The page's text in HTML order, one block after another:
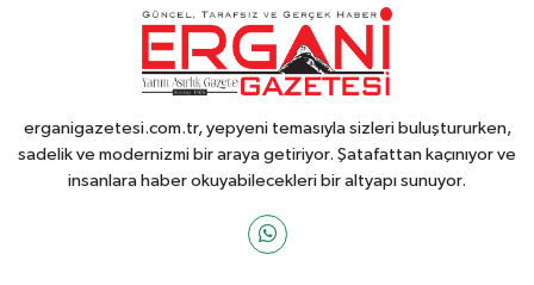
erganigazetesi.com.tr, yepyeni temasıyla sizleri buluştururken,
sadelik ve modernizmi bir araya getiriyor. Şatafattan kaçınıyor ve
insanlara haber okuyabilecekleri bir altyapı sunuyor.